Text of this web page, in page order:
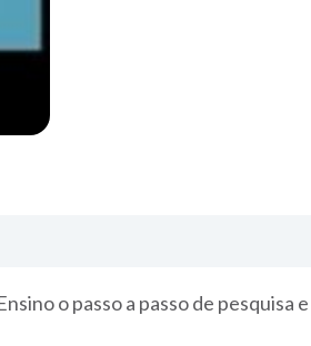
o passo a passo de pesquisa